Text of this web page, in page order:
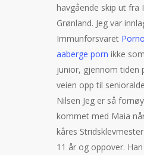
havgående skip ut fra
Grønland. Jeg var
Immunforsvaret
aaberge porn ikke
junior, gjennom tiden
veien opp til
Nilsen Jeg er så
kommet med Maia
kåres
11 år og oppover.